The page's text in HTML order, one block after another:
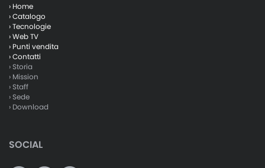
› Home
› Catalogo
› Tecnologie
› Web TV
› Punti vendita
› Contatti
› Storia
› Mission
› Staff
› Sede
› Download
SOCIAL